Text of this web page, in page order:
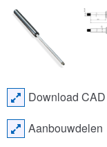
Download
Aanbouwdelen